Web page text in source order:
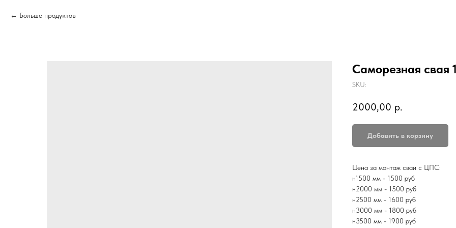
Больше продуктов
Саморезная свая
SKU:
2000,00 р.
Добавить в корзину
Цена за монтаж сваи с ЦПС:
н1500 мм - 1500 руб
н2000 мм - 1500 руб
н2500 мм - 1600 руб
н3000 мм - 1800 руб
н3500 мм - 1900 руб